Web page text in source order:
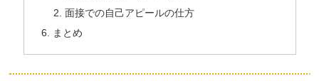
面接での自己アピールの仕方
まとめ